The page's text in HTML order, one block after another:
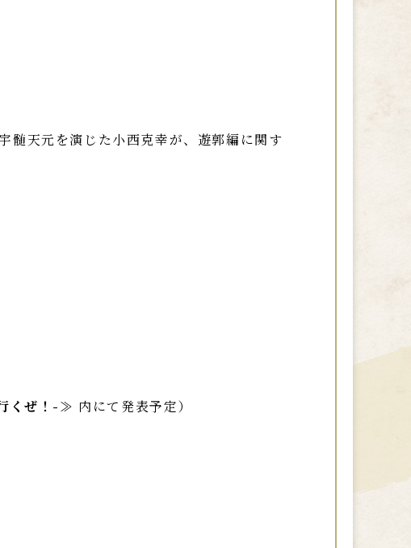
髄天元を演じた小西克幸が、遊郭編に関す
くぜ！-≫ 内にて発表予定）